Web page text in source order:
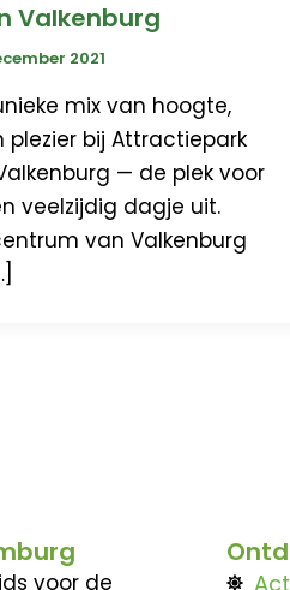
Valkenburg
2021
mix van hoogte,
plezier bij Attractiepark
— de plek voor
veelzijdig dagje uit.
van Valkenburg
voor de